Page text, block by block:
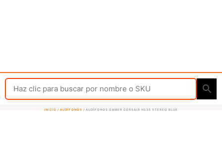
INICIO / AUDÍFONOS / AUDÍFONOS GAMER CORSAIR HS35 STEREO BLUE